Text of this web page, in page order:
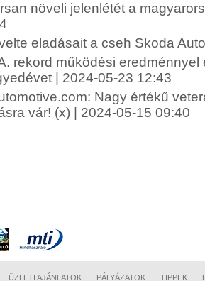
növeli jelenlétét a
eladásait a cseh Skoda
rekord működési
| 2024-05-23 12:43
Nagy értékű
vár! (x) | 2024-05-15 09:40
ÜZLETI AJÁNLATOK PÁLYÁZATOK TIPPEK